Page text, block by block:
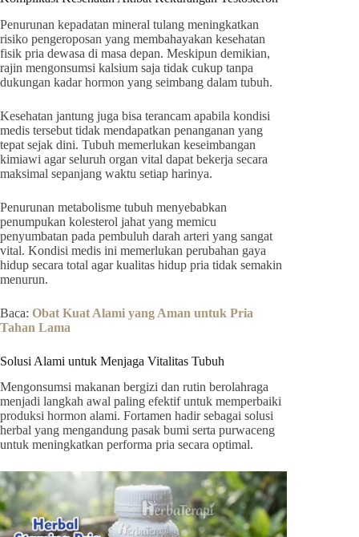
Penurunan kepadatan mineral tulang meningkatkan
risiko pengeroposan yang membahayakan kesehatan
fisik pria dewasa di masa depan. Meskipun demikian,
rajin mengonsumsi kalsium saja tidak cukup tanpa
dukungan kadar hormon yang seimbang dalam tubuh.
Kesehatan jantung juga bisa terancam apabila kondisi
medis tersebut tidak mendapatkan penanganan yang
tepat sejak dini. Tubuh memerlukan keseimbangan
kimiawi agar seluruh organ vital dapat bekerja secara
maksimal sepanjang waktu setiap harinya.
Penurunan metabolisme tubuh menyebabkan
penumpukan kolesterol jahat yang memicu
penyumbatan pada pembuluh darah arteri yang sangat
vital. Kondisi medis ini memerlukan perubahan gaya
hidup secara total agar kualitas hidup pria tidak semakin
menurun.
Baca: Obat Kuat Alami yang Aman untuk Pria
Tahan Lama
Solusi Alami untuk Menjaga Vitalitas Tubuh
Mengonsumsi makanan bergizi dan rutin berolahraga
menjadi langkah awal paling efektif untuk memperbaiki
produksi hormon alami. Fortamen hadir sebagai solusi
herbal yang mengandung pasak bumi serta purwaceng
untuk meningkatkan performa pria secara optimal.